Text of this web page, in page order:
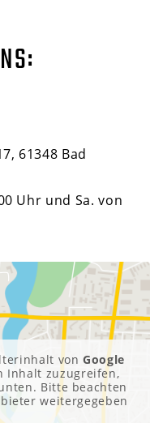
61348 Bad
Uhr und Sa. von
vonGoogle
Inhalt zuzugreifen,
Bitte beachten
weitergegeben